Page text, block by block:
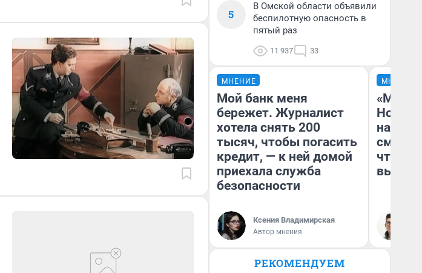
5
В Омской области объявили
беспилотную опасность в
пятый раз
11 937 33
МНЕНИЕ
Мой банк меня
бережет. Журналист
хотела снять 200
тысяч, чтобы погасить
кредит, — к ней домой
приехала служба
безопасности
Ксения Владимирская
Автор мнения
МНЕНИЕ
«Мы
чтобы
РЕКОМЕНДУЕМ